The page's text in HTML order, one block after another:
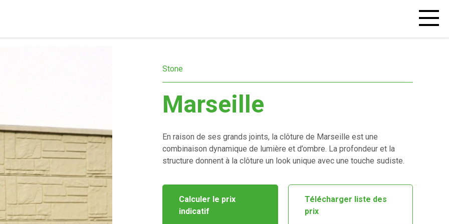
Open
mobiel
Stone
Marseille
En raison de ses grands joints, la clôture de Marseille est une
combinaison dynamique de lumière et d’ombre. La profondeur et la
structure donnent à la clôture un look unique avec une touche sudiste.
Calculer le prix
indicatif
Télécharger liste des
prix